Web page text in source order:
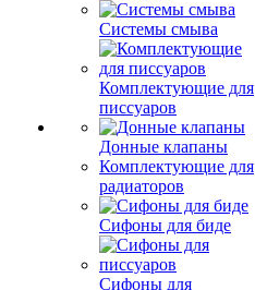
Системы смыва
Комплектующие для
писсуаров
Донные клапаны
Комплектующие для
радиаторов
Сифоны для биде
Сифоны для